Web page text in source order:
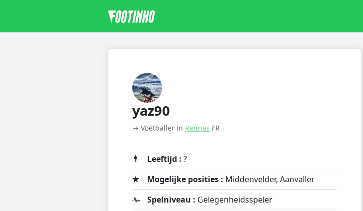
yaz90
→ Voetballer in Rennes FR
Leeftijd : ?
Mogelijke posities : Middenvelder, Aanvaller
Spelniveau : Gelegenheidsspeler